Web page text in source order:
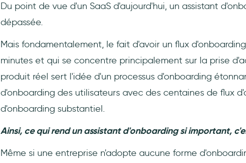
Du point de vue d'un SaaS d'aujourd'hui, un assistant
dépassée.
Mais fondamentalement, le fait d'avoir un flux
minutes et qui se concentre principalement sur la prise
produit réel sert l'idée d'un processus d'onboarding
d'onboarding des utilisateurs avec des centaines de flux
d'onboarding substantiel.
Ainsi, ce qui rend un assistant d'onboarding si important,
Même si une entreprise n'adopte aucune forme